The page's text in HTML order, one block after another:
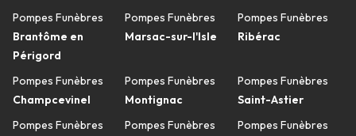
Pompes Funèbres
Brantôme en
Périgord
Pompes Funèbres
Champcevinel
Pompes Funèbres
Pompes Funèbres
Marsac-sur-l'Isle
Pompes Funèbres
Montignac
Pompes Funèbres
Pompes Funèbres
Ribérac
Pompes Funèbres
Saint-Astier
Pompes Funèbres